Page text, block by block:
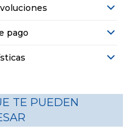
pago
TE PUEDEN